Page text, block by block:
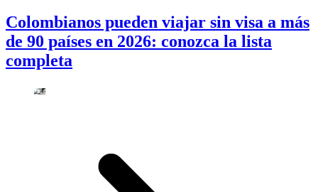
Colombianos pueden viajar sin visa a más
de 90 países en 2026: conozca la lista
completa